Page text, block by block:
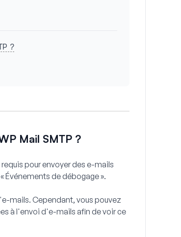
?
Mail SMTP ?
pour envoyer des e-mails
de débogage ».
mails. Cependant, vous pouvez
à l'envoi d'e-mails afin de voir ce